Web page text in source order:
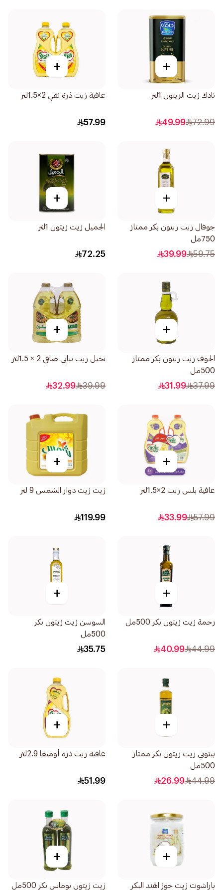
+
نادك زيت الزيتون 1لتر
72.99
49.99
+
عافية زيت ذرة نقي 2×1.5لتر
57.99
+
جوفال زيت زيتون بكر ممتاز
750مل
59.75
39.99
+
الجميل زيت زيتون 1لتر
72.25
+
الجوف زيت زيتون بكر ممتاز
500مل
37.99
31.99
+
نخيل زيت نباتي صافي 2 × 1.5لتر
39.99
32.99
+
عافية بلس زيت 2×1.5لتر
57.99
33.99
+
زيت زيت دوار الشمس 9 لتر
119.99
+
رحمة زيت زيتون بكر 500مل
44.99
40.99
+
السوسن زيت زيتون بكر
500مل
35.75
+
بيتوتي زيت زيتون بكر ممتاز
500مل
44.99
26.99
+
عافية زيت ذرة أوميغا 2.9لتر
51.99
+
باراشوت زيت جوز الهند البكر
+
زيت زيتون بوماس بكر 500مل